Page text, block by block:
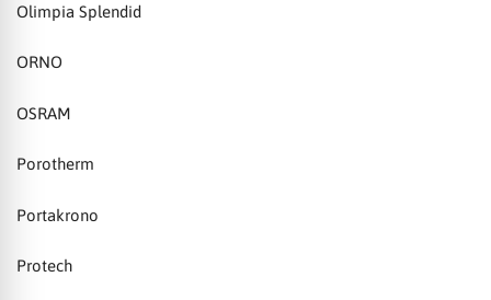
Olimpia Splendid
ORNO
OSRAM
Porotherm
Portakrono
Protech